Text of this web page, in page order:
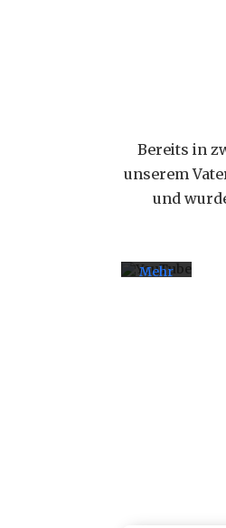
Bereits in
unserem
und
Laden
Videos
akzeptieren
Mehr